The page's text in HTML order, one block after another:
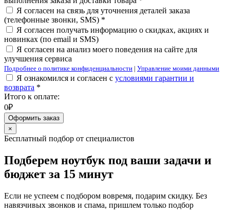
Я согласен на связь для уточнения деталей заказа
(телефонные звонки, SMS) *
Я согласен получать информацию о скидках, акциях и
новинках (по email и SMS)
Я согласен на анализ моего поведения на сайте для
улучшения сервиса
Подробнее о политике конфиденциальности | Управление моими данными
Я ознакомился и согласен с условиями гарантии и
возврата *
Итого к оплате:
0₽
Оформить заказ
×
Бесплатный подбор от специалистов
Подберем ноутбук под ваши задачи и
бюджет за 15 минут
Если не успеем с подбором вовремя, подарим скидку. Без
навязчивых звонков и спама, пришлем только подбор